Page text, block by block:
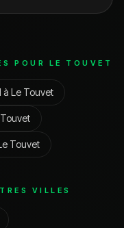
POUR LE TOUVET
à Le Touvet
Touvet
VILLES